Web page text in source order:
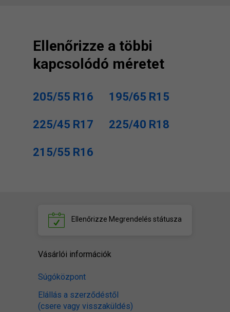
Ellenőrizze a többi
kapcsolódó méretet
205/55 R16 195/65 R15
225/45 R17 225/40 R18
215/55 R16
Ellenőrizze Megrendelés státusza
Vásárlói információk
Súgóközpont
Elállás a szerződéstől
(csere vagy visszaküldés)